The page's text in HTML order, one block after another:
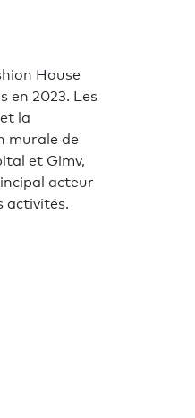
House
en 2023. Les
la
murale de
et Gimv,
acteur
activités.